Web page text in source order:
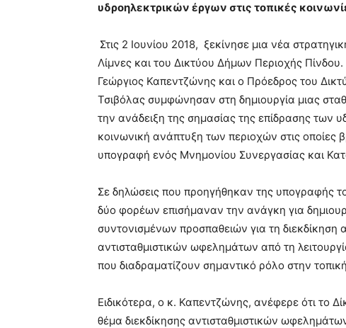
υδροηλεκτρικών έργων στις τοπικές
Στις 2 Ιουνίου 2018, ξεκίνησε μια νέα
Λίμνες και του Δικτύου Δήμων Περιοχής
Γεώργιος Καπεντζώνης και ο Πρόεδρος του
Τσιβόλας συμφώνησαν στη δημιουργία μιας
την ανάδειξη της σημασίας της επίδρασης των
κοινωνική ανάπτυξη των περιοχών στις οποίες
υπογραφή ενός Μνημονίου Συνεργασίας και
Σε δηλώσεις που προηγήθηκαν της υπογραφής
δύο φορέων επισήμαναν την ανάγκη για
συντονισμένων προσπαθειών για τη
αντισταθμιστικών ωφελημάτων από τη
που διαδραματίζουν σημαντικό ρόλο στην
Ειδικότερα, ο κ. Καπεντζώνης, ανέφερε ότι το
θέμα διεκδίκησης αντισταθμιστικών